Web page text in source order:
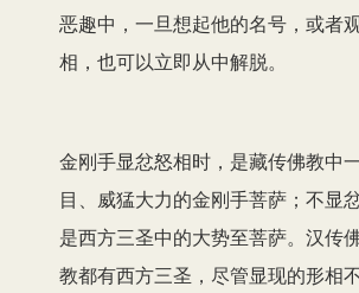
恶趣中，一旦想起他的名号，或者
相，也可以立即从中解脱。
金刚手显忿怒相时，是藏传佛教中
目、威猛大力的金刚手菩萨；不显
是西方三圣中的大势至菩萨。汉传
教都有西方三圣，尽管显现的形相